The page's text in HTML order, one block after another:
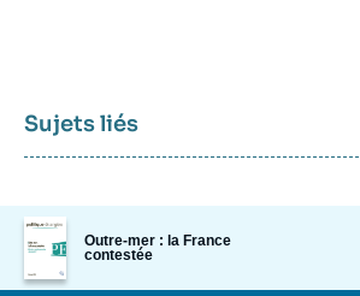
Sujets liés
Image
de
couverture
de
Outre-mer : la France
contestée